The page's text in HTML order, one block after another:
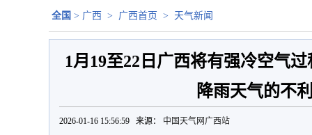
全国 > 广西 > 广西首页 > 天气新闻
1月19至22日广西将有强冷空气
降雨天气的不
2026-01-16 15:56:59 来源： 中国天气网广西站